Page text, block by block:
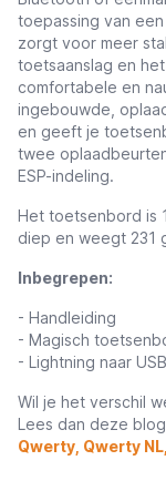
toepassing van
zorgt voor meer
toetsaanslag en
comfortabele en
ingebouwde,
en geeft je
twee
ESP-indeling.
Het toetsenbord is
diep en weegt 231
Inbegrepen:
- Handleiding
- Magisch
- Lightning naar
Wil je het verschil
Lees dan deze
Qwerty, Qwerty